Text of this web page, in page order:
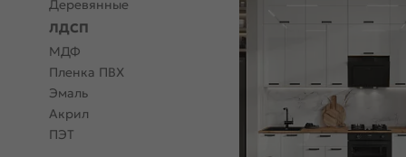
Деревянные
ЛДСП
МДФ
Пленка ПВХ
Эмаль
Акрил
ПЭТ